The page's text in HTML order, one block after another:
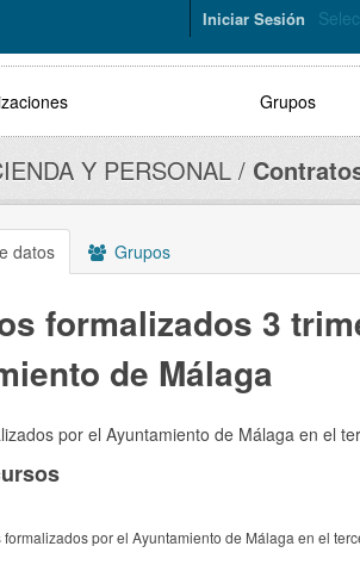
Iniciar Sesión
Grupos
Y PERSONAL
datos Grupos
formalizados 3
de Málaga
por el Ayuntamiento de Málaga en el
formalizados por el Ayuntamiento de Málaga en el